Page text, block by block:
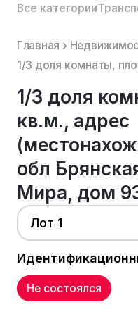
Все категории
Главная
1/3 доля
кв.м., адрес
обл
Мира, дом
Лот 1
Не состоялся